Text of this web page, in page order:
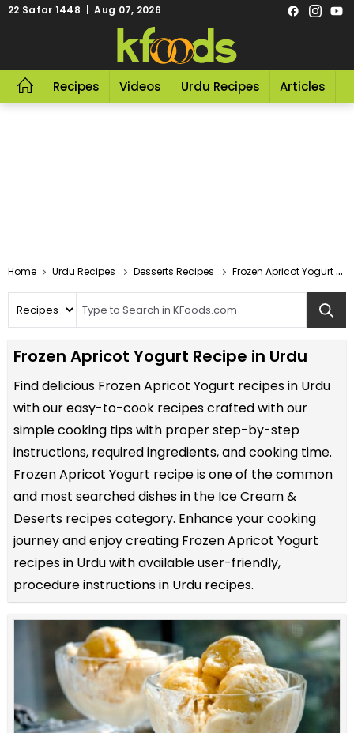
22 Safar 1448 | Aug 07, 2026
Recipes Videos Urdu Recipes Articles
Home Urdu Recipes Desserts Recipes Frozen Apricot Yogurt Recipe In Urdu
Frozen Apricot Yogurt Recipe in Urdu
Find delicious Frozen Apricot Yogurt recipes in Urdu
with our easy-to-cook recipes crafted with our
simple cooking tips with proper step-by-step
instructions, required ingredients, and cooking time.
Frozen Apricot Yogurt recipe is one of the common
and most searched dishes in the Ice Cream &
Deserts recipes category. Enhance your cooking
journey and enjoy creating Frozen Apricot Yogurt
recipes in Urdu with available user-friendly,
procedure instructions in Urdu recipes.